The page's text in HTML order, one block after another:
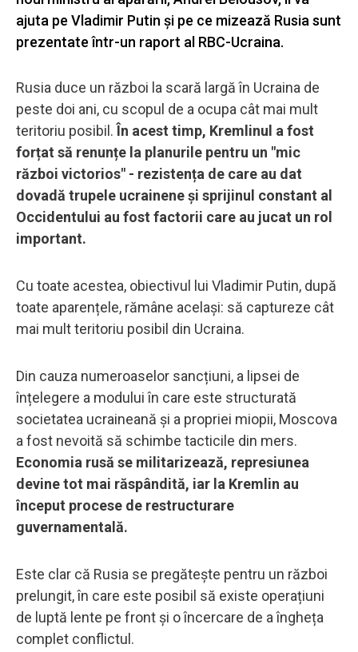
ajuta pe Vladimir Putin și pe ce mizează Rusia sunt
prezentate într-un raport al RBC-Ucraina.
Rusia duce un război la scară largă în Ucraina de
peste doi ani, cu scopul de a ocupa cât mai mult
teritoriu posibil.În acest timp, Kremlinul a fost
forțat să renunțe la planurile pentru un "mic
război victorios" - rezistența de care au dat
dovadă trupele ucrainene și sprijinul constant al
Occidentului au fost factorii care au jucat un rol
important.
Cu toate acestea, obiectivul lui Vladimir Putin, după
toate aparențele, rămâne același: să captureze cât
mai mult teritoriu posibil din Ucraina.
Din cauza numeroaselor sancțiuni, a lipsei de
înțelegere a modului în care este structurată
societatea ucraineană și a propriei miopii, Moscova
a fost nevoită să schimbe tacticile din mers.
Economia rusă se militarizează, represiunea
devine tot mai răspândită, iar la Kremlin au
început procese de restructurare
guvernamentală.
Este clar că Rusia se pregătește pentru un război
prelungit, în care este posibil să existe operațiuni
de luptă lente pe front și o încercare de a îngheța
complet conflictul.